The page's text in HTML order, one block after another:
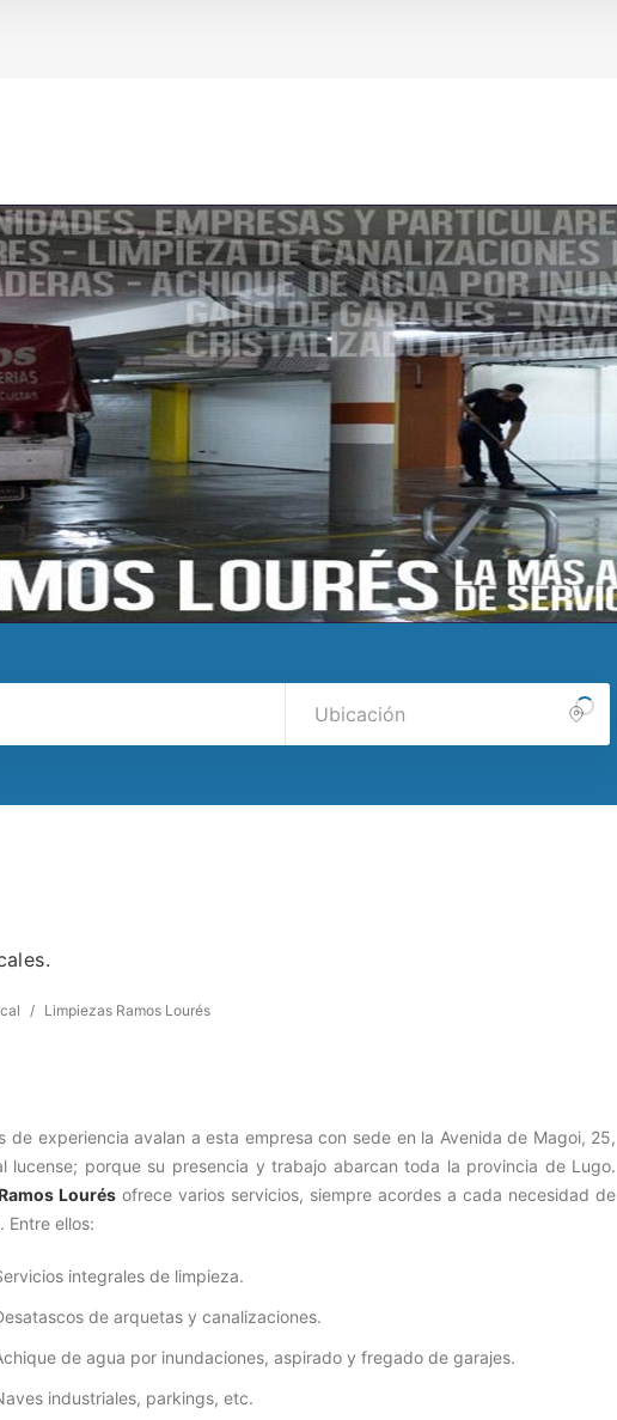
/ Limpiezas Ramos Lourés
de experiencia avalan a esta empresa con sede en la Avenida de Magoi, 25,
lucense; porque su presencia y trabajo abarcan toda la provincia de Lugo.
Lourésofrece varios servicios, siempre acordes a cada necesidad de
Entre ellos:
integrales de limpieza.
de arquetas y canalizaciones.
de agua por inundaciones, aspirado y fregado de garajes.
industriales, parkings, etc.